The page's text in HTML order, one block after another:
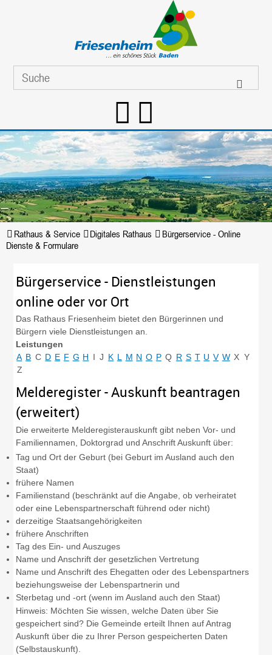
Rathaus & Service Digitales Rathaus
Bürgerservice - Online
Dienste & Formulare
Bürgerservice - Dienstleistungen
online oder vor Ort
Das Rathaus Friesenheim bietet den Bürgerinnen und
Bürgern viele Dienstleistungen an.
Leistungen
A B C D E F G H I J K L M N O P Q R S T U V W X Y
Z
Melderegister - Auskunft beantragen
(erweitert)
Die erweiterte Melderegisterauskunft gibt neben Vor- und
Familiennamen, Doktorgrad und Anschrift Auskunft über:
Tag und Ort der Geburt (bei Geburt im Ausland auch den
Staat)
frühere Namen
Familienstand (beschränkt auf die Angabe, ob verheiratet
oder eine Lebenspartnerschaft führend oder nicht)
derzeitige Staatsangehörigkeiten
frühere Anschriften
Tag des Ein- und Auszuges
Name und Anschrift der gesetzlichen Vertretung
Name und Anschrift des Ehegatten oder des Lebenspartners
beziehungsweise der Lebenspartnerin und
Sterbetag und -ort (wenn im Ausland auch den Staat)
Hinweis: Möchten Sie wissen, welche Daten über Sie
gespeichert sind? Die Gemeinde erteilt Ihnen auf Antrag
Auskunft über die zu Ihrer Person gespeicherten Daten
(Selbstauskunft).